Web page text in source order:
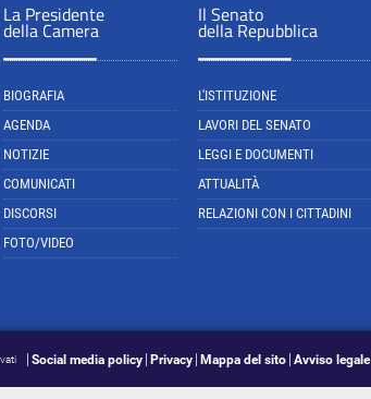
La Presidente
della Camera
BIOGRAFIA
AGENDA
NOTIZIE
COMUNICATI
DISCORSI
FOTO/VIDEO
Il Senato
della Repubblica
L'ISTITUZIONE
LAVORI DEL SENATO
LEGGI E DOCUMENTI
ATTUALITÀ
RELAZIONI CON I CITTADINI
Social media policy Privacy Mappa del sito Avviso legale